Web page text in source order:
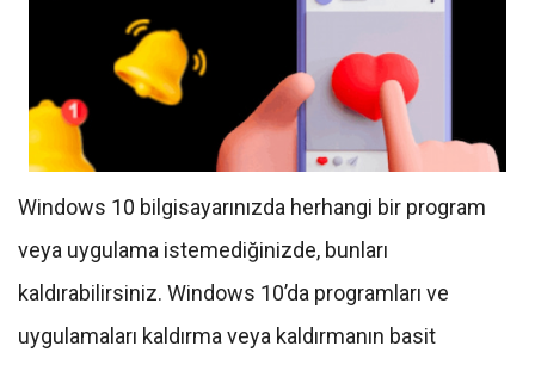
Windows 10 bilgisayarınızda herhangi bir program
veya uygulama istemediğinizde, bunları
kaldırabilirsiniz. Windows 10’da programları ve
uygulamaları kaldırma veya kaldırmanın basit